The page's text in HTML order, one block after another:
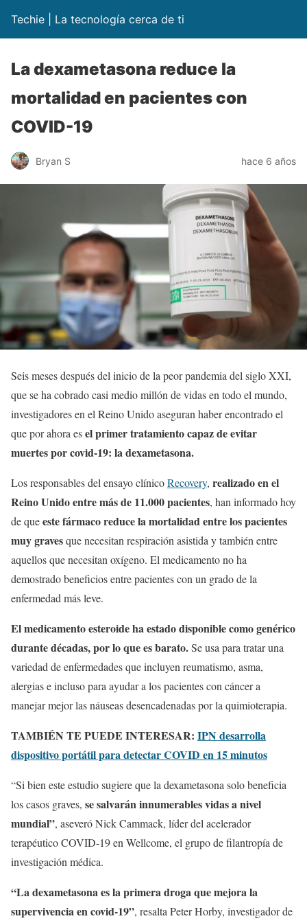
Techie | La tecnología cerca de ti
La dexametasona reduce la
mortalidad en pacientes con
COVID-19
Bryan S hace 6 años
Seis meses después del inicio de la peor pandemia del siglo XXI,
que se ha cobrado casi medio millón de vidas en todo el mundo,
investigadores en el Reino Unido aseguran haber encontrado el
que por ahora esel primer tratamiento capaz de evitar
muertes por covid-19: la dexametasona.
Los responsables del ensayo clínicoRecovery, realizado en el
Reino Unido entre más de 11.000 pacientes, han informado hoy
de queeste fármaco reduce la mortalidad entre los pacientes
muy gravesque necesitan respiración asistida y también entre
aquellos que necesitan oxígeno. El medicamento no ha
demostrado beneficios entre pacientes con un grado de la
enfermedad más leve.
El medicamento esteroide ha estado disponible como genérico
durante décadas, por lo que es barato.Se usa para tratar una
variedad de enfermedades que incluyen reumatismo, asma,
alergias e incluso para ayudar a los pacientes con cáncer a
manejar mejor las náuseas desencadenadas por la quimioterapia.
TAMBIÉN TE PUEDE INTERESAR: IPN desarrolla
dispositivo portátil para detectar COVID en 15 minutos
“Si bien este estudio sugiere que la dexametasona solo beneficia
los casos graves, se salvarán innumerables vidas a nivel
mundial”, aseveró Nick Cammack, líder del acelerador
terapéutico COVID-19 en Wellcome, el grupo de filantropía de
investigación médica.
“La dexametasona es la primera droga que mejora la
supervivencia en covid-19”, resalta Peter Horby, investigador de